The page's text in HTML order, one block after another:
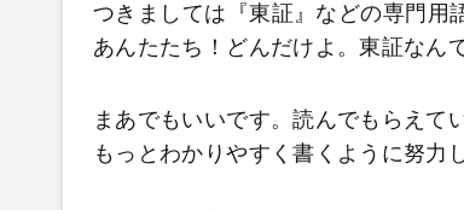
つきましては『東証』などの専門用
あんたたち！どんだけよ。東証なん
まあでもいいです。読んでもらえて
もっとわかりやすく書くように努力